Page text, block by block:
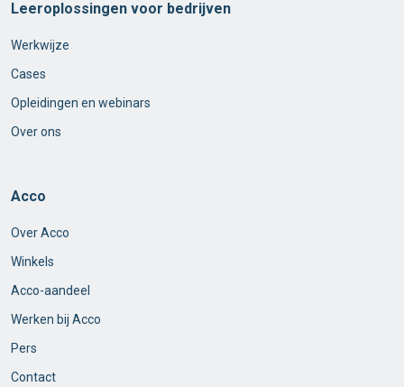
Leeroplossingen voor bedrijven
Werkwijze
Cases
Opleidingen en webinars
Over ons
Acco
Over Acco
Winkels
Acco-aandeel
Werken bij Acco
Pers
Contact